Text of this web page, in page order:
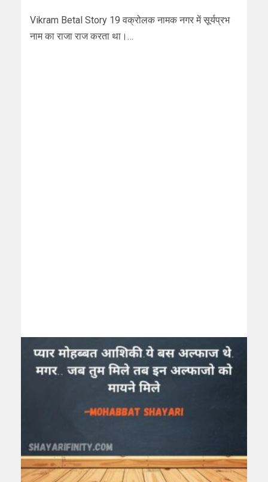
Vikram Betal Story 19 वक्रोलक नामक नगर में सूर्यप्रभ
नाम का राजा राज करता था।…